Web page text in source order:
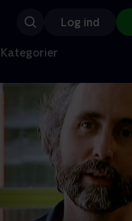
Log ind
Kategorier